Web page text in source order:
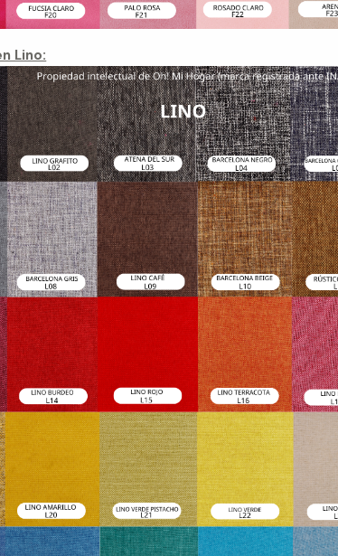
Lino: